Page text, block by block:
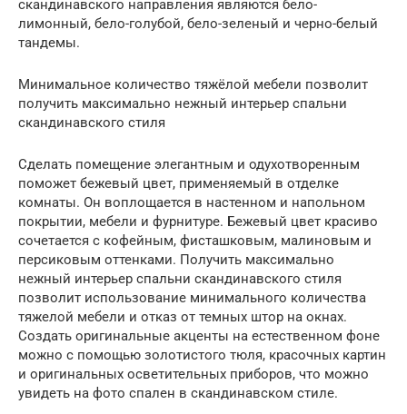
скандинавского направления являются бело-
лимонный, бело-голубой, бело-зеленый и черно-белый
тандемы.
Минимальное количество тяжёлой мебели позволит
получить максимально нежный интерьер спальни
скандинавского стиля
Сделать помещение элегантным и одухотворенным
поможет бежевый цвет, применяемый в отделке
комнаты. Он воплощается в настенном и напольном
покрытии, мебели и фурнитуре. Бежевый цвет красиво
сочетается с кофейным, фисташковым, малиновым и
персиковым оттенками. Получить максимально
нежный интерьер спальни скандинавского стиля
позволит использование минимального количества
тяжелой мебели и отказ от темных штор на окнах.
Создать оригинальные акценты на естественном фоне
можно с помощью золотистого тюля, красочных картин
и оригинальных осветительных приборов, что можно
увидеть на фото спален в скандинавском стиле.